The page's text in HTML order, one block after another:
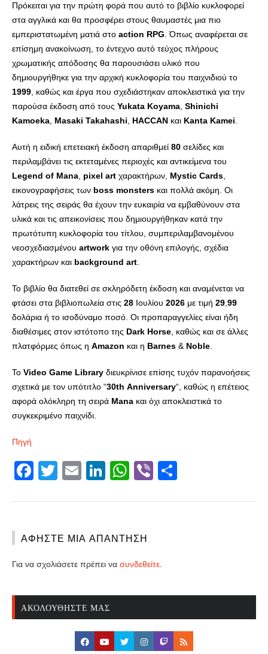
Πρόκειται για την πρώτη φορά που αυτό το βιβλίο κυκλοφορεί
στα αγγλικά και θα προσφέρει στους θαυμαστές μια πιο
εμπεριστατωμένη ματιά στο action RPG . Όπως αναφέρεται σε
επίσημη ανακοίνωση, το έντεχνο αυτό τεύχος πλήρους
χρωματικής απόδοσης θα παρουσιάσει υλικό που
δημιουργήθηκε για την αρχική κυκλοφορία του παιχνιδιού το
1999 , καθώς και έργα που σχεδιάστηκαν αποκλειστικά για την
παρούσα έκδοση από τους Yukata Koyama Shinichi
Kamoeka Masaki Takahashi HACCAN και Kanta Kamei
Αυτή η ειδική επετειακή έκδοση απαριθμεί 80 σελίδες και
περιλαμβάνει τις εκτεταμένες περιοχές και αντικείμενα του
Legend of Mana pixel art χαρακτήρων, Mystic Cards
εικονογραφήσεις των boss monsters και πολλά ακόμη. Οι
λάτρεις της σειράς θα έχουν την ευκαιρία να εμβαθύνουν στα
υλικά και τις απεικονίσεις που δημιουργήθηκαν κατά την
πρωτότυπη κυκλοφορία του τίτλου, συμπεριλαμβανομένου
νεοσχεδιασμένου artwork για την οθόνη επιλογής, σχέδια
χαρακτήρων και background art
Το βιβλίο θα διατεθεί σε σκληρόδετη έκδοση και αναμένεται να
φτάσει στα βιβλιοπωλεία στις 28 Ιουλίου 2026 με τιμή 29 99
δολάρια ή το ισοδύναμο ποσό. Οι προπαραγγελίες είναι ήδη
διαθέσιμες στον ιστότοπο της Dark Horse , καθώς και σε άλλες
πλατφόρμες όπως η Amazon και η Barnes & Noble
Το Video Game Library διευκρίνισε επίσης τυχόν παρανοήσεις
σχετικά με τον υπότιτλο “30th Anniversary“, καθώς η επέτειος
αφορά ολόκληρη τη σειρά Mana και όχι αποκλειστικά το
συγκεκριμένο παιχνίδι.
Πηγή
Facebook
Twitter
EmailLinkedIn
WhatsApp
Viber
ΑΦΉΣΤΕ ΜΙΑ ΑΠΆΝΤΗΣΗ
Για να σχολιάσετε πρέπει να συνδεθείτε
ΑΚΟΛΟΥΘΉΣΤΕ ΜΑΣ